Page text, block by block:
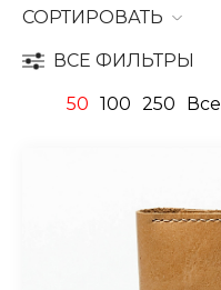
СОРТИРОВАТЬ
ВСЕ ФИЛЬТРЫ
50 100 250 Все